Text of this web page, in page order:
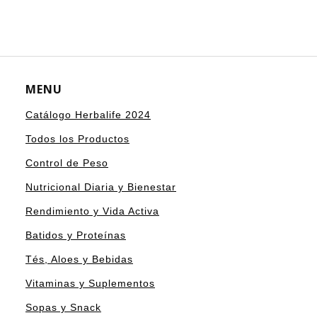
MENU
Catálogo Herbalife 2024
Todos los Productos
Control de Peso
Nutricional Diaria y Bienestar
Rendimiento y Vida Activa
Batidos y Proteínas
Tés, Aloes y Bebidas
Vitaminas y Suplementos
Sopas y Snack